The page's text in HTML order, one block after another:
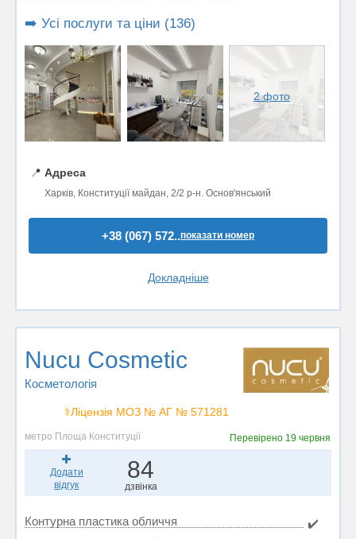
➡️ Усі послуги та ціни (136)
2 фото
📍 Адреса
Харків, Конституції майдан, 2/2 р-н. Основ'янський
+38 (067) 572..показати номер
Докладніше
Nucu Cosmetic
Косметологія
⚕️Ліцензія МОЗ № АГ № 571281
метро Площа Конституції Перевірено 19 червня
Додати
відгук
84
дзвінка
Контурна пластика обличчя
✔️